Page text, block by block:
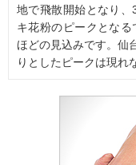
地で飛散開始となり
キ花粉のピークとな
ほどの見込みです。仙
りとしたピークは現れ